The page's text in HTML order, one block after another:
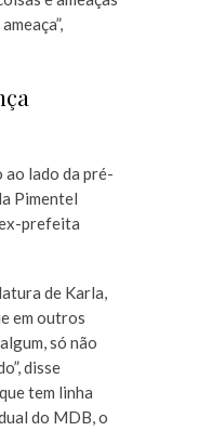
ao lado da pré-
Pimentel
ex-prefeita
de Karla,
em outros
só não
disse
tem linha
do MDB, o